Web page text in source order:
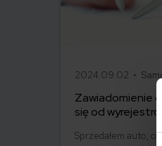
2024.09.02 •
Zawiadomienie o
się od
Sprzedałem auto,